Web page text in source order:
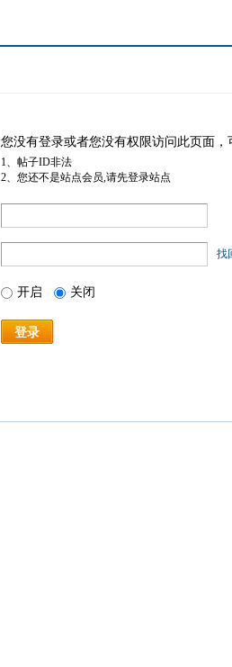
您没有登录或者您没有权限访问此页面
1、帖子ID非法
2、您还不是站点会员,请先登录站点
找
开启 关闭
登录